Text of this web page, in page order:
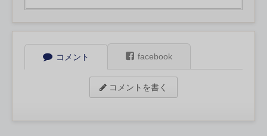
コメント facebook
コメントを書く